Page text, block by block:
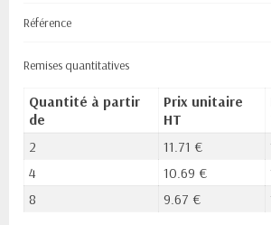
Référence
Remises quantitatives
Quantité à partir
de
Prix unitaire
HT
2
11.71 €
4
10.69 €
8
9.67 €